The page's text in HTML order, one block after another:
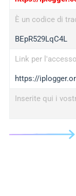
È un codice di
BEpR529LqC4L
Link per
https://
Inserite qui i